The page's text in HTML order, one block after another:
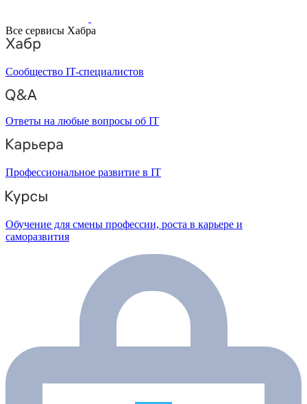
Все сервисы Хабра
Сообщество IT-специалистов
Ответы на любые вопросы об IT
Профессиональное развитие в IT
Обучение для смены профессии, роста в карьере и
саморазвития